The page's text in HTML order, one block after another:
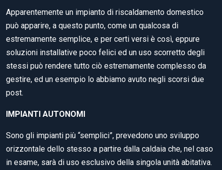
Apparentemente un impianto di riscaldamento domestico
può apparire, a questo punto, come un qualcosa di
estremamente semplice, e per certi versi è così, eppure
soluzioni installative poco felici ed un uso scorretto degli
stessi può rendere tutto ciò estremamente complesso da
gestire, ed un esempio lo abbiamo avuto negli scorsi due
post.
IMPIANTI AUTONOMI
Sono gli impianti più “semplici”, prevedono uno sviluppo
orizzontale dello stesso a partire dalla caldaia che, nel caso
in esame, sarà di uso esclusivo della singola unità abitativa.